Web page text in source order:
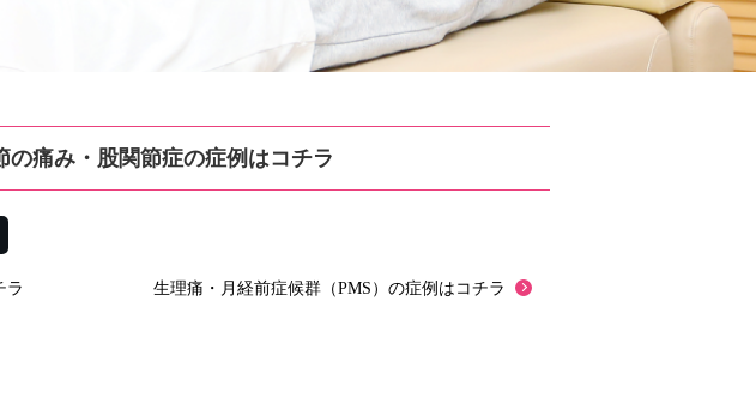
の痛み・股関節症の症例はコチラ
ラ 生理痛・月経前症候群（PMS）の症例はコチラ